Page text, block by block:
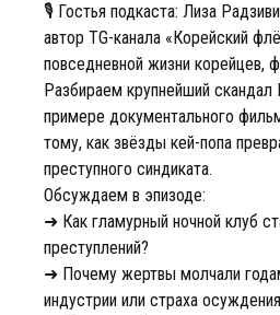
🎙️ Гостья подкаста: Лиза
автор TG-канала «Корейский
повседневной жизни корейцев,
Разбираем крупнейший
примере документального
тому, как звёзды кей-попа
преступного синдиката.
Обсуждаем в эпизоде:
➜ Как гламурный ночной клуб
преступлений?
➜ Почему жертвы молчали
индустрии или страха